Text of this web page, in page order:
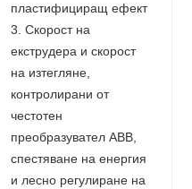
пластифициращ ефект
3. Скорост на
екструдера и скорост
на изтегляне,
контролирани от
честотен
преобразувател ABB,
спестяване на енергия
и лесно регулиране на